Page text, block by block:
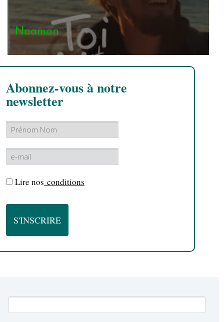
Naaman
Abonnez-vous à notre
newsletter
Lire nos conditions